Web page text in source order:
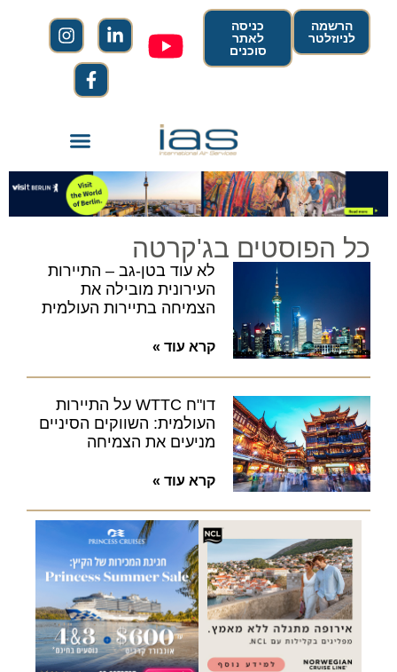
הרשמה
לניוזלטר
כניסה
לאתר
סוכנים
כל הפוסטים בג'קרטה
לא עוד בטן-גב – התיירות
העירונית מובילה את
הצמיחה בתיירות העולמית
קרא עוד »
דו"ח WTTC על התיירות
העולמית: השווקים הסיניים
מניעים את הצמיחה
קרא עוד »